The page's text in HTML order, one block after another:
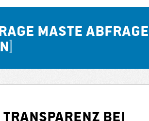
Maste Abfrage
Transparenz bei